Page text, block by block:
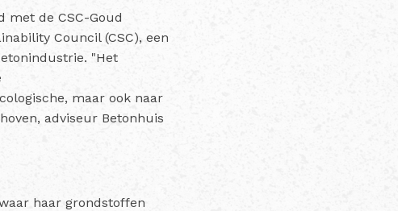
met de CSC-Goud
Council (CSC), een
"Het
maar ook naar
adviseur Betonhuis
haar grondstoffen